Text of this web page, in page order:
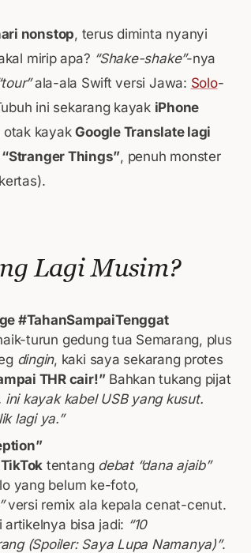
nonstop, terus diminta nyanyi
mirip apa? “Shake-shake”-nya
ala-ala Swift versi Jawa: Solo-
ini sekarang kayak iPhone
otak kayakGoogle Translate lagi
Things”, penuh monster
Lagi Musim?
#TahanSampaiTenggat
turun gedung tua Semarang, plus
dingin, kaki saya sekarang protes
THR cair!” Bahkan tukang pijat
ini kayak kabel USB yang kusut.
lagi ya.”
tentang debat “dana ajaib”
yang belum ke-foto,
versi remix ala kepala cenat-cenut.
artikelnya bisa jadi: “10
(Spoiler: Saya Lupa Namanya)”.